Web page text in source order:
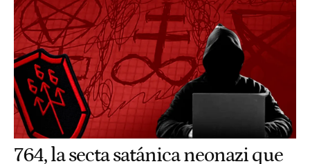
764, la secta satánica neonazi que